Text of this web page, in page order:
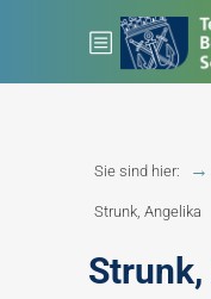
Sie sind hier:
Strunk, Angelika